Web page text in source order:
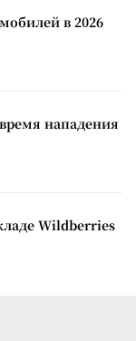
в 2026
нападения
Wildberries